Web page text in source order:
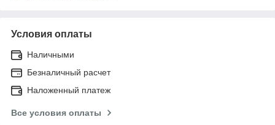
Условия оплаты
Наличными
Безналичный расчет
Наложенный платеж
Все условия оплаты